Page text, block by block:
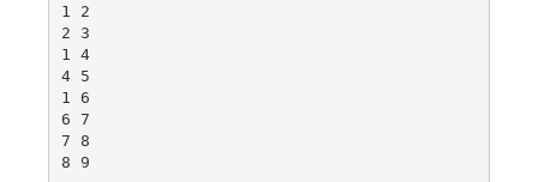
1 2
2 3
1 4
4 5
1 6
6 7
7 8